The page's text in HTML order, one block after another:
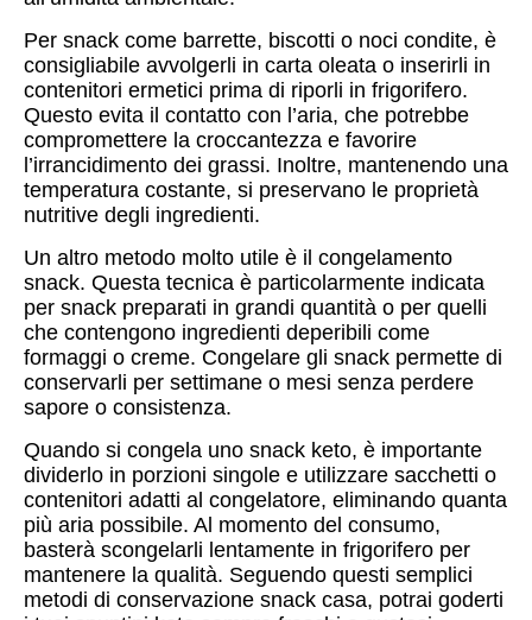
Per snack come barrette, biscotti o noci condite, è
consigliabile avvolgerli in carta oleata o inserirli in
contenitori ermetici prima di riporli in frigorifero.
Questo evita il contatto con l’aria, che potrebbe
compromettere la croccantezza e favorire
l’irrancidimento dei grassi. Inoltre, mantenendo una
temperatura costante, si preservano le proprietà
nutritive degli ingredienti.
Un altro metodo molto utile è il congelamento
snack. Questa tecnica è particolarmente indicata
per snack preparati in grandi quantità o per quelli
che contengono ingredienti deperibili come
formaggi o creme. Congelare gli snack permette di
conservarli per settimane o mesi senza perdere
sapore o consistenza.
Quando si congela uno snack keto, è importante
dividerlo in porzioni singole e utilizzare sacchetti o
contenitori adatti al congelatore, eliminando quanta
più aria possibile. Al momento del consumo,
basterà scongelarli lentamente in frigorifero per
mantenere la qualità. Seguendo questi semplici
metodi di conservazione snack casa, potrai goderti